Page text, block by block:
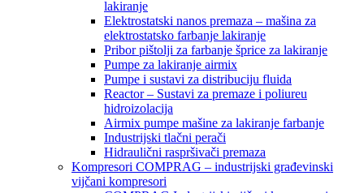
lakiranje
Elektrostatski nanos premaza – mašina za
elektrostatsko farbanje lakiranje
Pribor pištolji za farbanje šprice za lakiranje
Pumpe za lakiranje airmix
Pumpe i sustavi za distribuciju fluida
Reactor – Sustavi za premaze i poliureu
hidroizolacija
Airmix pumpe mašine za lakiranje farbanje
Industrijski tlačni perači
Hidraulični raspršivači premaza
Kompresori COMPRAG – industrijski građevinski
vijčani kompresori